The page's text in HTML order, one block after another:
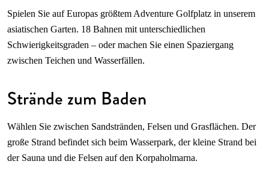
Spielen Sie auf Europas größtem Adventure Golfplatz in unserem
asiatischen Garten. 18 Bahnen mit unterschiedlichen
Schwierigkeitsgraden – oder machen Sie einen Spaziergang
zwischen Teichen und Wasserfällen.
Strände zum Baden
Wählen Sie zwischen Sandstränden, Felsen und Grasflächen. Der
große Strand befindet sich beim Wasserpark, der kleine Strand bei
der Sauna und die Felsen auf den Korpaholmarna.